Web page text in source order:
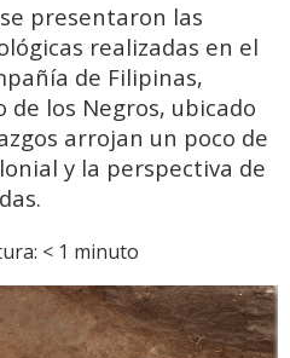
presentaron las
realizadas en el
de Filipinas,
de los Negros, ubicado
arrojan un poco de
y la perspectiva de
< 1 minuto